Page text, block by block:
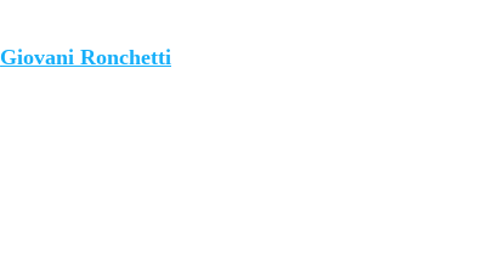
Giovani Ronchetti